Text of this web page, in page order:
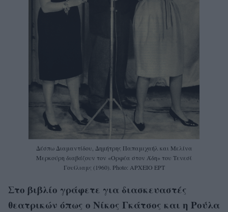
Δέσπω Διαμαντίδου, Δημήτρης Παπαμιχαήλ και Μελίνα
Μερκούρη διαβάζουν τον «Ορφέα στον Άδη» του Τενεσί
Γουίλιαμς (1960). Photo: ΑΡΧΕΙΟ ΕΡΤ
Στο βιβλίο γράφετε για διασκευαστές
θεατρικών όπως ο Νίκος Γκάτσος και η Ρούλα